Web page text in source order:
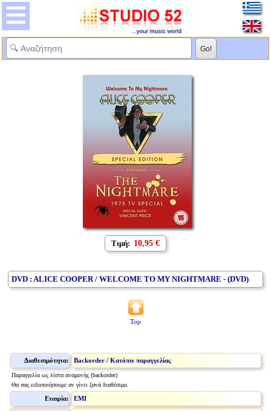
Τιμή: 10,95 €
DVD : ALICE COOPER / WELCOME TO MY NIGHTMARE - (DVD)
Top
Διαθεσιμότητα: Backorder / Κατόπιν παραγγελίας
Παραγγελία ως λίστα αναμονής (backorder)
Θα σας ειδοποιήσουμε αν γίνει ξανά διαθέσιμο.
Εταιρία: EMI